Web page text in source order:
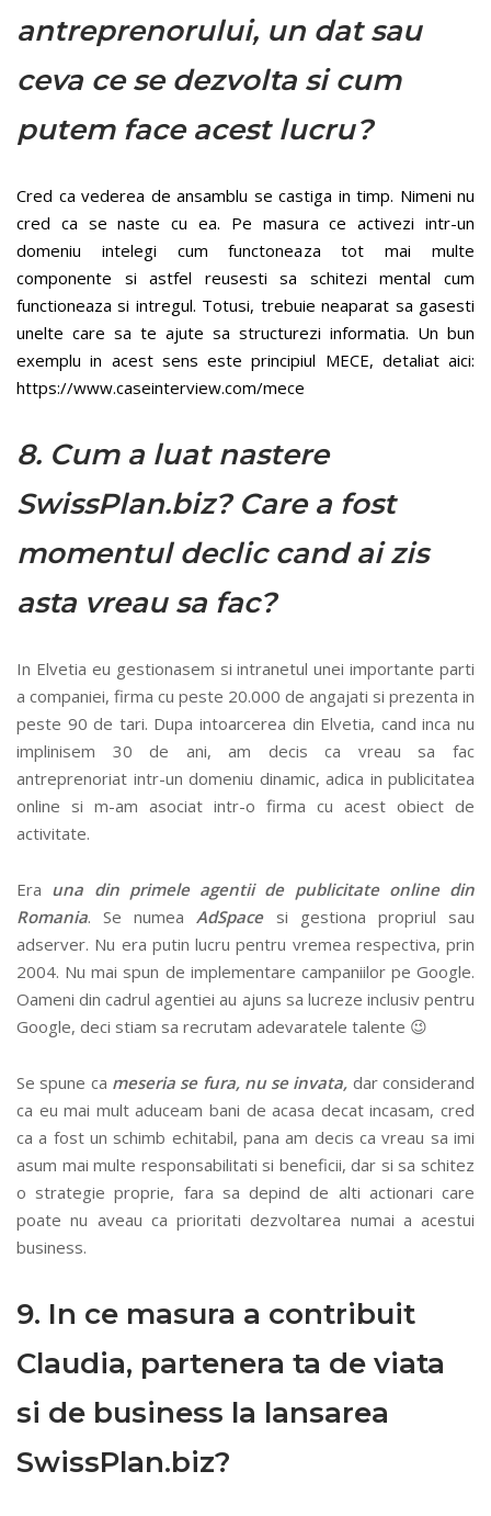
antreprenorului, un dat sau
ceva ce se dezvolta si cum
putem face acest lucru?
Cred ca vederea de ansamblu se castiga in timp. Nimeni nu
cred ca se naste cu ea. Pe masura ce activezi intr-un
domeniu intelegi cum functoneaza tot mai multe
componente si astfel reusesti sa schitezi mental cum
functioneaza si intregul. Totusi, trebuie neaparat sa gasesti
unelte care sa te ajute sa structurezi informatia. Un bun
exemplu in acest sens este principiul MECE, detaliat aici:
https://www.caseinterview.com/mece
8. Cum a luat nastere
SwissPlan.biz? Care a fost
momentul declic cand ai zis
asta vreau sa fac?
In Elvetia eu gestionasem si intranetul unei importante parti
a companiei, firma cu peste 20.000 de angajati si prezenta in
peste 90 de tari. Dupa intoarcerea din Elvetia, cand inca nu
implinisem 30 de ani, am decis ca vreau sa fac
antreprenoriat intr-un domeniu dinamic, adica in publicitatea
online si m-am asociat intr-o firma cu acest obiect de
activitate.
Era una din primele agentii de publicitate online din
Romania. Se numeaAdSpacesi gestiona propriul sau
adserver. Nu era putin lucru pentru vremea respectiva, prin
2004. Nu mai spun de implementare campaniilor pe Google.
Oameni din cadrul agentiei au ajuns sa lucreze inclusiv pentru
Google, deci stiam sa recrutam adevaratele talente 😉
Se spune ca meseria se fura, nu se invata, dar considerand
ca eu mai mult aduceam bani de acasa decat incasam, cred
ca a fost un schimb echitabil, pana am decis ca vreau sa imi
asum mai multe responsabilitati si beneficii, dar si sa schitez
o strategie proprie, fara sa depind de alti actionari care
poate nu aveau ca prioritati dezvoltarea numai a acestui
business.
9. In ce masura a contribuit
Claudia, partenera ta de viata
si de business la lansarea
SwissPlan.biz?